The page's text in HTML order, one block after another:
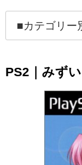
PS2｜みず